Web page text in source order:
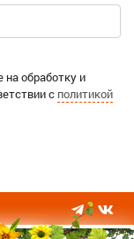
на обработку и
с политикой